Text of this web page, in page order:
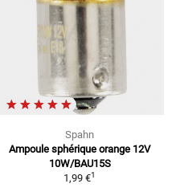
Spahn
Ampoule sphérique orange 12V
10W/BAU15S
1,99 €1